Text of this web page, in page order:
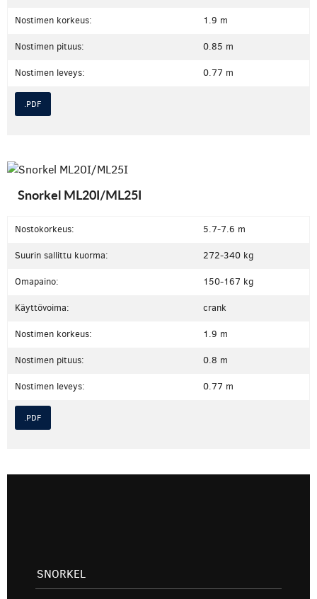
Nostimen korkeus: 1.9 m
Nostimen pituus: 0.85 m
Nostimen leveys: 0.77 m
.PDF
Snorkel ML20I/ML25I
Nostokorkeus: 5.7-7.6 m
Suurin sallittu kuorma: 272-340 kg
Omapaino: 150-167 kg
Käyttövoima: crank
Nostimen korkeus: 1.9 m
Nostimen pituus: 0.8 m
Nostimen leveys: 0.77 m
.PDF
SNORKEL